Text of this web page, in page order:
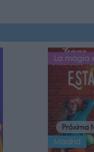
La magia
Próxima
Madrid